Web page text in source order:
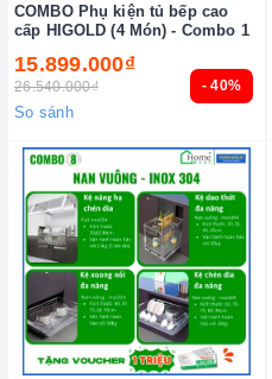
- 40%
COMBO Phụ kiện tủ bếp cao
cấp HIGOLD (4 Món) - Combo 1
15.899.000₫
26.540.000₫
So sánh